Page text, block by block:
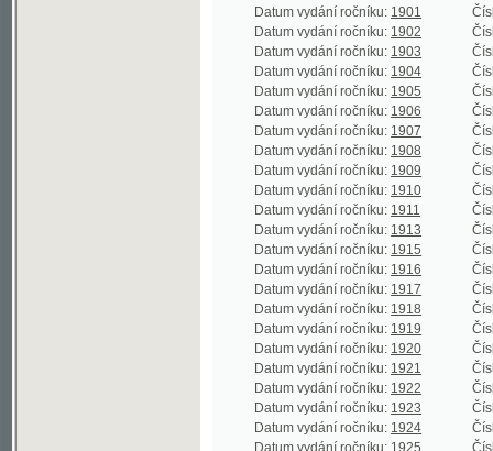
Datum vydání ročníku:1909
Číslo
Datum vydání ročníku:1910 Číslo
Datum vydání ročníku:1911
Číslo
Datum vydání ročníku:1913
Číslo
Datum vydání ročníku:1915
Číslo
Datum vydání ročníku:1916
Číslo
Datum vydání ročníku:1917
Číslo
Datum vydání ročníku:1918
Číslo
Datum vydání ročníku:1919
Číslo
Datum vydání ročníku:1920
Číslo
Datum vydání ročníku:1921 Číslo
Datum vydání ročníku:1922
Číslo
Datum vydání ročníku:1923 Číslo
Datum vydání ročníku:1924
Číslo
Datum vydání ročníku:1925
Číslo
Datum vydání ročníku:1926
Číslo
Datum vydání ročníku:1927
Číslo
Datum vydání ročníku:1928
Číslo
Datum vydání ročníku:1929
Číslo
Datum vydání ročníku:1930
Číslo
Datum vydání ročníku:1931 Číslo
Datum vydání ročníku:1932
Číslo
Datum vydání ročníku:1933 Číslo
Datum vydání ročníku:1934
Číslo
Datum vydání ročníku:1935 Číslo